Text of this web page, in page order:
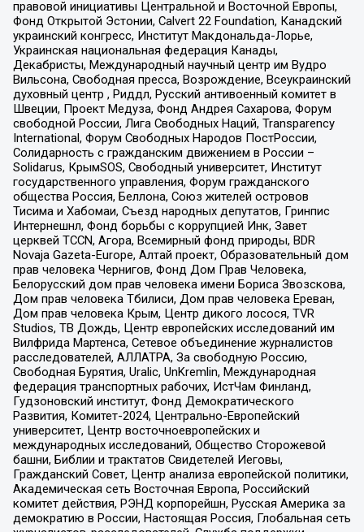
правовой инициативы Центральной и Восточной Европы,
Фонд Открытой Эстонии, Calvert 22 Foundation, Канадский
украинский конгресс, Институт Макдональда-Лорье,
Украинская национальная федерация Канады,
Декабристы, Международный научный центр им Вудро
Вильсона, Свободная пресса, Возрождение, Всеукраинский
духовный центр , Риддл, Русский антивоенный комитет в
Швеции, Проект Медуза, Фонд Андрея Сахарова, Форум
свободной России, Лига Свободных Наций, Transparеncy
International, Форум Свободных Народов ПостРоссии,
Солидарность с гражданским движением в России –
Solidarus, КрымSOS, Свободный университет, Институт
государственного управления, Форум гражданского
общества Россия, Беллона, Союз жителей островов
Тисима и Хабомаи, Съезд народных депутатов, Гринпис
Интернешнл, Фонд борьбы с коррупцией Инк, Завет
церквей TCCN, Агора, Всемирный фонд природы, BDR
Novaja Gazeta-Europe, Алтай проект, Образовательный дом
прав человека Чернигов, Фонд Дом Прав Человека,
Белорусский дом прав человека имени Бориса Звозскова,
Дом прав человека Тбилиси, Дом прав человека Ереван,
Дом прав человека Крым, Центр дикого лосося, TVR
Studios, ТВ Дождь, Центр европейских исследований им
Вилфрида Мартенса, Сетевое объединение журналистов
расследователей, АЛЛАТРА, За свободную Россию,
Свободная Бурятия, Uralic, UnKremlin, Международная
федерация транспортных рабочих, ИстЧам Финланд,
Гудзоновский институт, Фонд Демократического
Развития, Комитет-2024, Центрально-Европейский
университет, Центр восточноевропейских и
международных исследований, Общество Сторожевой
башни, Библии и трактатов Свидетелей Иеговы,
Гражданский Совет, Центр анализа европейской политики,
Академическая сеть Восточная Европа, Российский
комитет действия, РЭНД корпорейшн, Русская Америка за
демократию в России, Настоящая Россия, Глобальная сеть